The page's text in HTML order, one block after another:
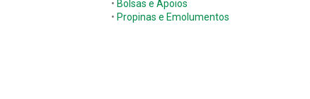
• Bolsas e Apoios
• Propinas e Emolumentos